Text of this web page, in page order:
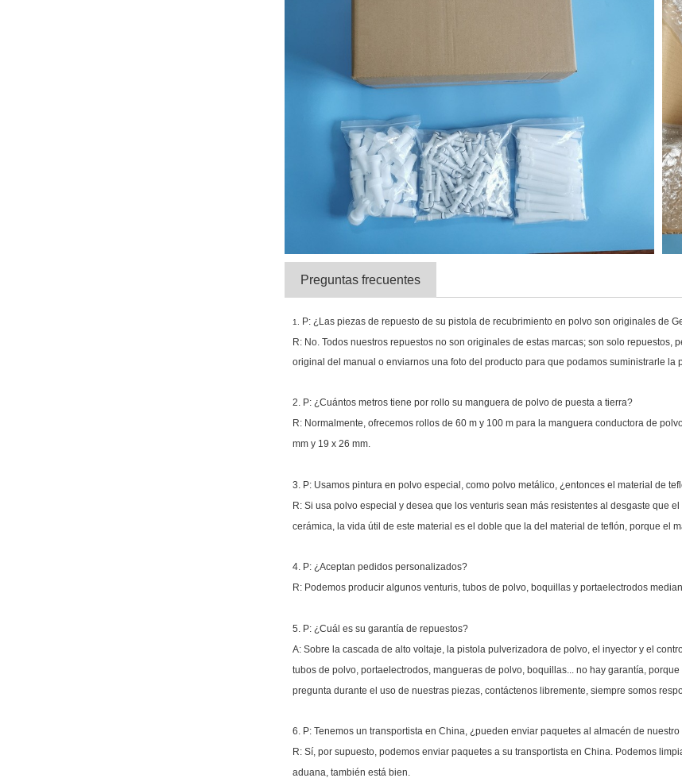
Preguntas frecuentes
1. P: ¿Las piezas de repuesto de su pistola de recubrimiento en polvo son originales de
R: No. Todos nuestros repuestos no son originales de estas marcas; son solo
original del manual o enviarnos una foto del producto para que podamos suministrarle la
2. P: ¿Cuántos metros tiene por rollo su manguera de polvo de puesta a tierra?
R: Normalmente, ofrecemos rollos de 60 m y 100 m para la manguera conductora de
mm y 19 x 26 mm.
3. P: Usamos pintura en polvo especial, como polvo metálico, ¿entonces el material de
R: Si usa polvo especial y desea que los venturis sean más resistentes al desgaste que
cerámica, la vida útil de este material es el doble que la del material de teflón, porque el
4. P: ¿Aceptan pedidos personalizados?
R: Podemos producir algunos venturis, tubos de polvo, boquillas y portaelectrodos
5. P: ¿Cuál es su garantía de repuestos?
A: Sobre la cascada de alto voltaje, la pistola pulverizadora de polvo, el inyector y el
tubos de polvo, portaelectrodos, mangueras de polvo, boquillas... no hay garantía,
pregunta durante el uso de nuestras piezas, contáctenos libremente, siempre somos
6. P: Tenemos un transportista en China, ¿pueden enviar paquetes al almacén de
R: Sí, por supuesto, podemos enviar paquetes a su transportista en China. Podemos
aduana, también está bien.